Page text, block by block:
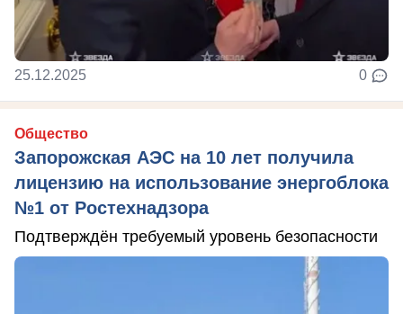
25.12.2025 0
Общество
Запорожская АЭС на 10 лет получила
лицензию на использование энергоблока
№1 от Ростехнадзора
Подтверждён требуемый уровень безопасности